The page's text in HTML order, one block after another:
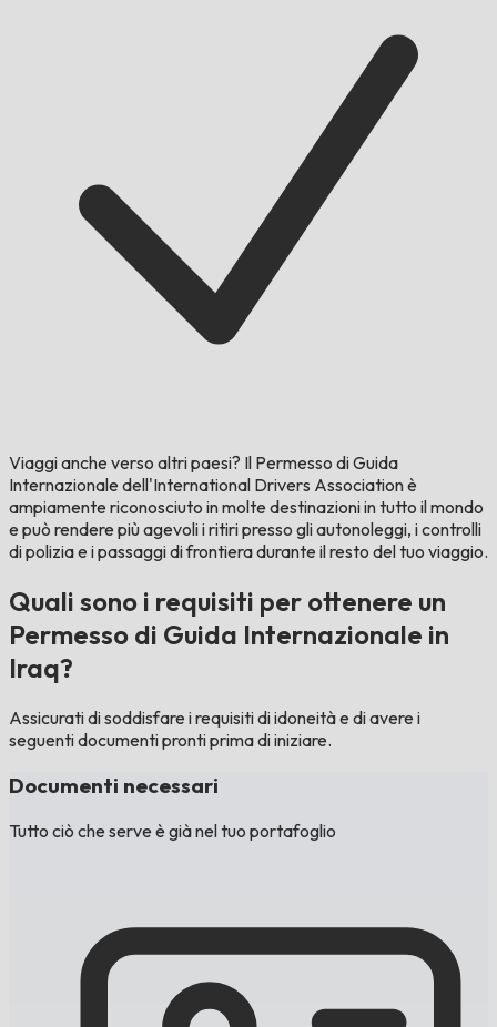
Viaggi anche verso altri paesi? Il Permesso di Guida
Internazionale dell'International Drivers Association è
ampiamente riconosciuto in molte destinazioni in tutto il mondo
e può rendere più agevoli i ritiri presso gli autonoleggi, i controlli
di polizia e i passaggi di frontiera durante il resto del tuo viaggio.
Quali sono i requisiti per ottenere un
Permesso di Guida Internazionale in
Iraq?
Assicurati di soddisfare i requisiti di idoneità e di avere i
seguenti documenti pronti prima di iniziare.
Documenti necessari
Tutto ciò che serve è già nel tuo portafoglio